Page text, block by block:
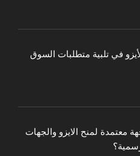
في تلبية متطلبات السوق
معتمدة لمنح الايزو والجهات